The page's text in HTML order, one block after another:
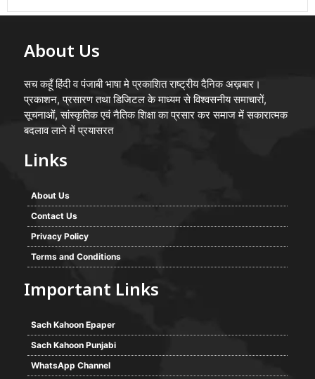
About Us
सच कहूँ हिंदी व पंजाबी भाषा मे प्रकाशित राष्ट्रीय दैनिक अख़बार।
प्रकाशन, प्रसारण तथा डिजिटल के माध्यम से विश्वसनीय समाचारों,
सूचनाओं, सांस्कृतिक एवं नैतिक शिक्षा का प्रसार कर समाज में सकारात्मक
बदलाव लाने में प्रयासरत
Links
About Us
Contact Us
Privacy Policy
Terms and Conditions
Important Links
Sach Kahoon Epaper
Sach Kahoon Punjabi
WhatsApp Channel